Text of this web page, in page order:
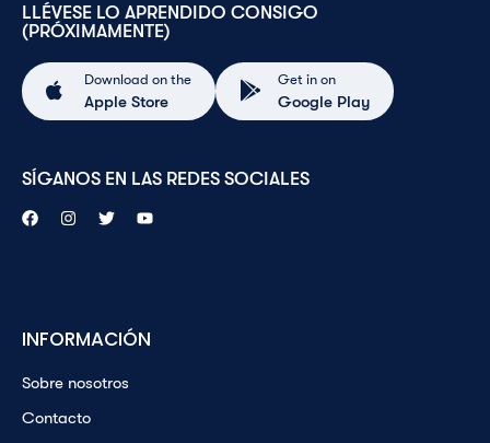
INFORMACIÓN
Sobre nosotros
Contacto
LLÉVESE LO APRENDIDO CONSIGO
(PRÓXIMAMENTE)
Download on the
Apple Store
Get in on
Google Play
SÍGANOS EN LAS REDES SOCIALES